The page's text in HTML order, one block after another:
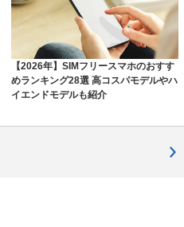
【2026年】SIMフリースマホのおすす
めランキング28選 高コスパモデルやハ
イエンドモデルも紹介